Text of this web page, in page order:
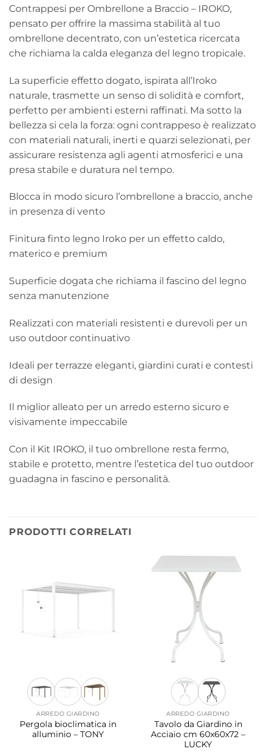
Contrappesi per Ombrellone a Braccio – IROKO,
pensato per offrire la massima stabilità al tuo
ombrellone decentrato, con un’estetica ricercata
che richiama la calda eleganza del legno tropicale.
La superficie effetto dogato, ispirata all’Iroko
naturale, trasmette un senso di solidità e comfort,
perfetto per ambienti esterni raffinati. Ma sotto la
bellezza si cela la forza: ogni contrappeso è realizzato
con materiali naturali, inerti e quarzi selezionati, per
assicurare resistenza agli agenti atmosferici e una
presa stabile e duratura nel tempo.
Blocca in modo sicuro l’ombrellone a braccio, anche
in presenza di vento
Finitura finto legno Iroko per un effetto caldo,
materico e premium
Superficie dogata che richiama il fascino del legno
senza manutenzione
Realizzati con materiali resistenti e durevoli per un
uso outdoor continuativo
Ideali per terrazze eleganti, giardini curati e contesti
di design
Il miglior alleato per un arredo esterno sicuro e
visivamente impeccabile
Con il Kit IROKO, il tuo ombrellone resta fermo,
stabile e protetto, mentre l’estetica del tuo outdoor
guadagna in fascino e personalità.
PRODOTTI CORRELATI
ARREDO GIARDINO
Pergola bioclimatica in
alluminio – TONY
ARREDO GIARDINO
Tavolo da Giardino in
Acciaio cm 60x60x72 –
LUCKY